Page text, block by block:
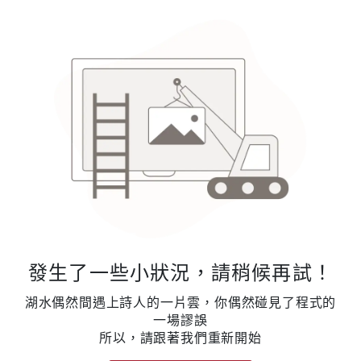
發生了一些小狀況，請稍候再試！
湖水偶然間遇上詩人的一片雲，你偶然碰見了程式的
一場謬誤
所以，請跟著我們重新開始